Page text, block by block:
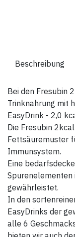
Bei den Fresubin
Trinknahrung mit
EasyDrink - 2,0
Die Fresubin
Fettsäuremuster
Immunsystem.
Eine
Spurenelementen
gewährleistet.
In den
EasyDrinks der
alle 6